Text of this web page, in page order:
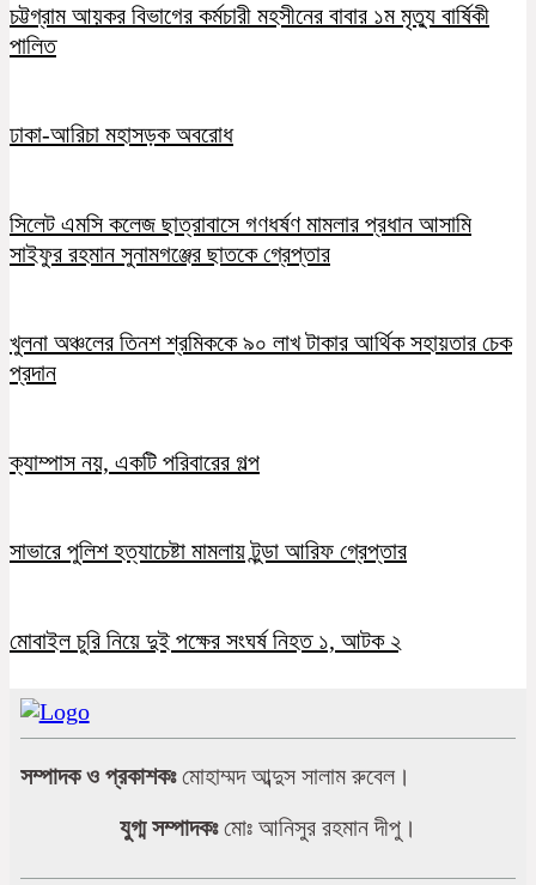
চট্টগ্রাম আয়কর বিভাগের কর্মচারী মহসীনের বাবার ১ম মৃত্যু বার্ষিকী
পালিত
ঢাকা-আরিচা মহাসড়ক অবরোধ
সিলেট এমসি কলেজ ছাত্রাবাসে গণধর্ষণ মামলার প্রধান আসামি
সাইফুর রহমান সুনামগঞ্জের ছাতকে গ্রেপ্তার
খুলনা অঞ্চলের তিনশ শ্রমিককে ৯০ লাখ টাকার আর্থিক সহায়তার চেক
প্রদান
ক্যাম্পাস নয়, একটি পরিবারের গল্প
সাভারে পুলিশ হত্যাচেষ্টা মামলায় টুন্ডা আরিফ গ্রেপ্তার
মোবাইল চুরি নিয়ে দুই পক্ষের সংঘর্ষ নিহত ১, আটক ২
সম্পাদক ও প্রকাশকঃমোহাম্মদ আব্দুস সালাম রুবেল।
যুগ্ম সম্পাদকঃমোঃ আনিসুর রহমান দীপু।